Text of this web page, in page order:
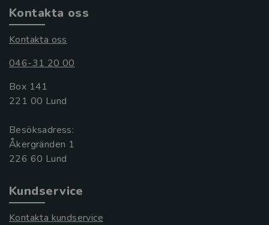
Kontakta oss
Kontakta oss
046-31 20 00
Box 141
221 00 Lund
Besöksadress:
Åkergränden 1
Kundservice
Kontakta kundservice